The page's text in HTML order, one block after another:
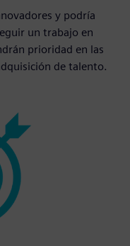
y podría
un trabajo en
prioridad en las
de talento.